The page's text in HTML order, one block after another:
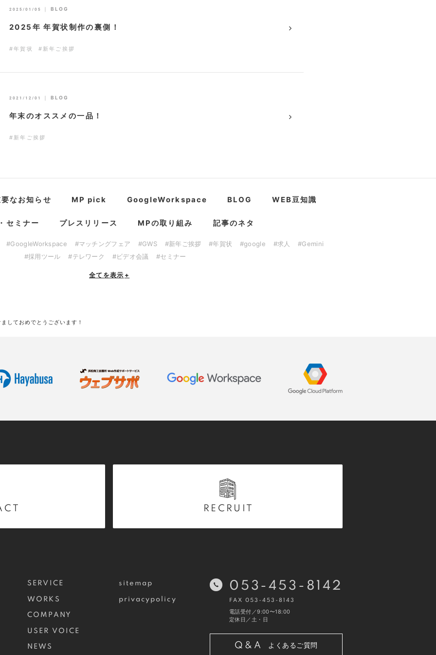
2025/01/05 ｜ BLOG
2025年 年賀状制作の裏側！
#年賀状 #新年ご挨拶
2021/12/01 ｜ BLOG
年末のオススメの一品！
#新年ご挨拶
なお知らせ MP pick GoogleWorkspace BLOG WEB豆知識
セミナー プレスリリース MPの取り組み 記事のネタ
#GoogleWorkspace #マッチングフェア #GWS #新年ご挨拶 #年賀状 #google #求人
#Gemini
#採用ツール
#テレワーク #ビデオ会議 #セミナー
全てを表示 +
しておめでとうございます！
RECRUIT
SERVICE
WORKS
COMPANY
USER VOICE
NEWS
sitemap
privacypolicy
053-453-8142
FAX 053-453-8143
電話受付／9:00〜18:00
定休日／土・日
Q&A よくあるご質問